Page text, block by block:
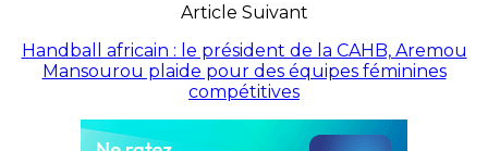
Article Suivant
Handball africain : le président de la CAHB, Aremou
Mansourou plaide pour des équipes féminines
compétitives